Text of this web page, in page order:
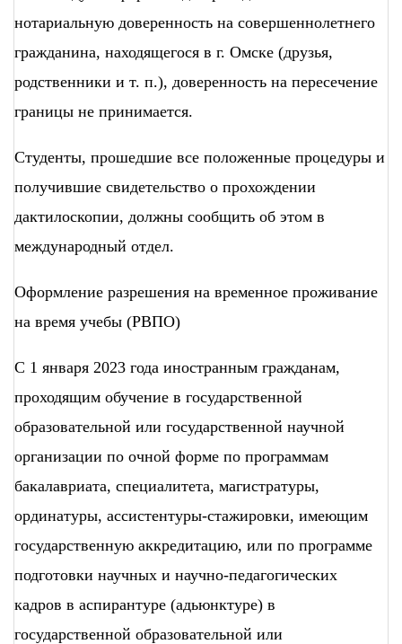
нотариальную доверенность на совершеннолетнего
гражданина, находящегося в г. Омске (друзья,
родственники и т. п.), доверенность на пересечение
границы не принимается.
Студенты, прошедшие все положенные процедуры и
получившие свидетельство о прохождении
дактилоскопии, должны сообщить об этом в
международный отдел.
Оформление разрешения на временное проживание
на время учебы (РВПО)
С 1 января 2023 года иностранным гражданам,
проходящим обучение в государственной
образовательной или государственной научной
организации по очной форме по программам
бакалавриата, специалитета, магистратуры,
ординатуры, ассистентуры-стажировки, имеющим
государственную аккредитацию, или по программе
подготовки научных и научно-педагогических
кадров в аспирантуре (адьюнктуре) в
государственной образовательной или